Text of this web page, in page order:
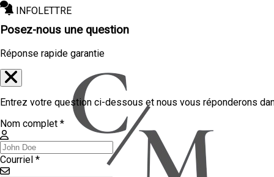
INFOLETTRE
Posez-nous une question
Réponse rapide garantie
Entrez votre question ci-dessous et nous vous réponderons
Nom complet *
Courriel *